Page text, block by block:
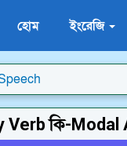
হোম ইংরেজি
কি-Modal